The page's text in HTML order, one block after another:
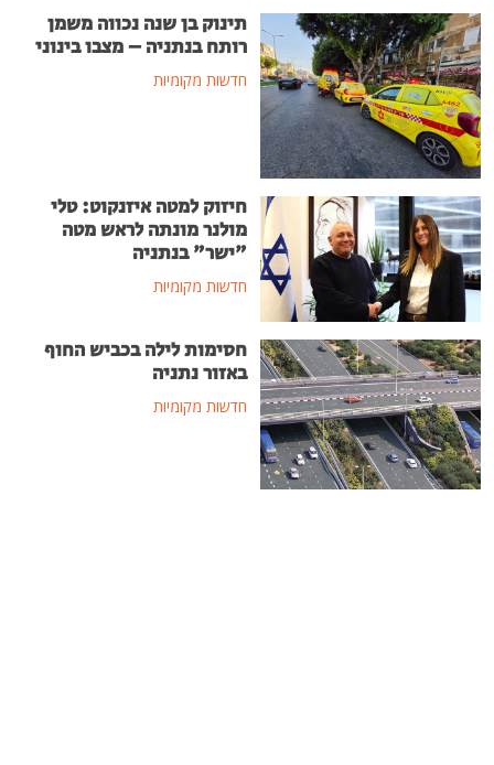
תינוק בן שנה נכווה משמן
רותח בנתניה – מצבו בינוני
חדשות מקומיות
חיזוק למטה איזנקוט: טלי
מולנר מונתה לראש מטה
"ישר" בנתניה
חדשות מקומיות
חסימות לילה בכביש החוף
באזור נתניה
חדשות מקומיות